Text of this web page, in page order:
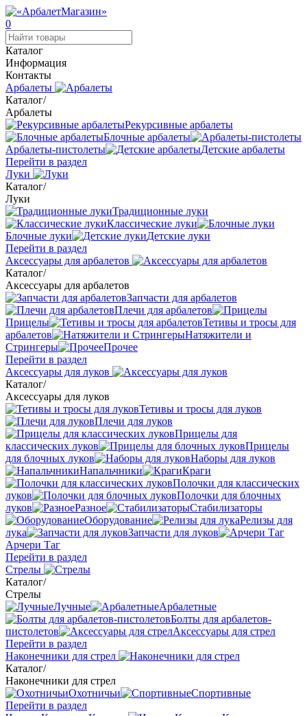
0
Каталог
Информация
Контакты
Арбалеты
Каталог/
Арбалеты
Рекурсивные арбалеты
Блочные арбалеты
Арбалеты-пистолеты
Детские арбалеты
Перейти в раздел
Луки
Каталог/
Луки
Традиционные луки
Классические луки
Блочные луки
Детские луки
Перейти в раздел
Аксессуары для арбалетов
Каталог/
Аксессуары для арбалетов
Запчасти для арбалетов
Плечи для арбалетов
Прицелы
Тетивы и тросы для
арбалетов
Натяжители и
Стрингеры
Прочее
Перейти в раздел
Аксессуары для луков
Каталог/
Аксессуары для луков
Тетивы и тросы для луков
Плечи для луков
Прицелы для
классических луков
Прицелы
для блочных луков
Наборы для луков
Напальчники
Краги
Полочки для классических
луков
Полочки для блочных
луков
Разное
Стабилизаторы
Оборудование
Релизы для
лука
Запчасти для луков
Арчери Таг
Перейти в раздел
Стрелы
Каталог/
Стрелы
Лучные
Арбалетные
Болты для арбалетов-
пистолетов
Аксессуары для стрел
Перейти в раздел
Наконечники для стрел
Каталог/
Наконечники для стрел
Охотничьи
Спортивные
Перейти в раздел